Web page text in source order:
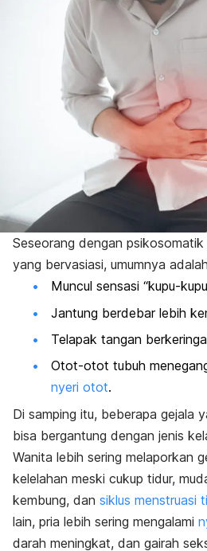
Seseorang dengan psikosomatik
yang bervasiasi, umumnya
Muncul sensasi “kupu-
Jantung berdebar lebih
Telapak tangan
Otot-otot tubuh
nyeri otot.
Di samping itu, beberapa gejala
bisa bergantung dengan jenis
Wanita lebih sering melaporkan
kelelahan meski cukup tidur,
kembung, dan siklus menstruasi
lain, pria lebih sering mengalami
darah meningkat, dan gairah